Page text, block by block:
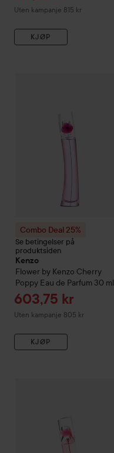
Uten kampanje 815 kr
KJØP
Combo Deal 25%
Se betingelser på
produktsiden
Kenzo
Flower by Kenzo Cherry
Poppy Eau de Parfum 30 ml
Tilbudspris
603,75 kr
Uten kampanje 805 kr
KJØP